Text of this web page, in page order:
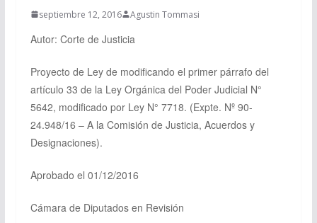
septiembre 12, 2016 Agustin Tommasi
Autor: Corte de Justicia
Proyecto de Ley de modificando el primer párrafo del
artículo 33 de la Ley Orgánica del Poder Judicial N°
5642, modificado por Ley N° 7718. (Expte. Nº 90-
24.948/16 – A la Comisión de Justicia, Acuerdos y
Designaciones).
Aprobado el 01/12/2016
Cámara de Diputados en Revisión